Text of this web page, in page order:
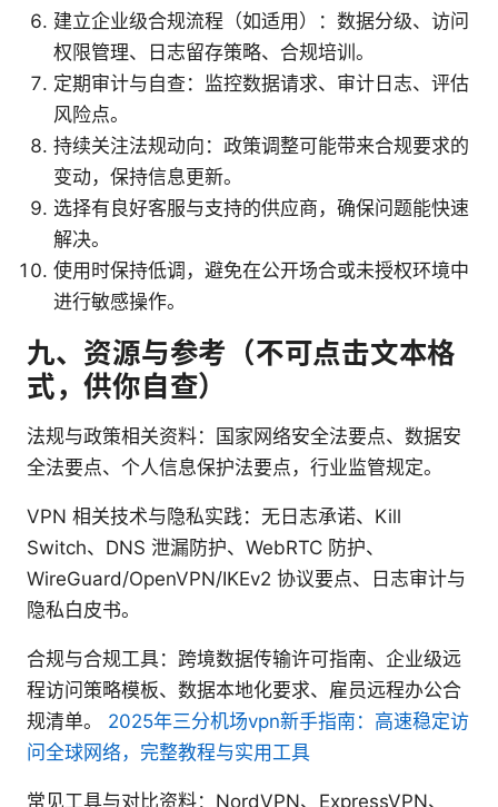
建立企业级合规流程（如适用）：数据分级、访问
权限管理、日志留存策略、合规培训。
定期审计与自查：监控数据请求、审计日志、评估
风险点。
持续关注法规动向：政策调整可能带来合规要求的
变动，保持信息更新。
选择有良好客服与支持的供应商，确保问题能快速
解决。
使用时保持低调，避免在公开场合或未授权环境中
进行敏感操作。
九、资源与参考（不可点击文本格
式，供你自查）
法规与政策相关资料：国家网络安全法要点、数据安
全法要点、个人信息保护法要点，行业监管规定。
VPN 相关技术与隐私实践：无日志承诺、Kill
Switch、DNS 泄漏防护、WebRTC 防护、
WireGuard/OpenVPN/IKEv2 协议要点、日志审计与
隐私白皮书。
合规与合规工具：跨境数据传输许可指南、企业级远
程访问策略模板、数据本地化要求、雇员远程办公合
规清单。 2025年三分机场vpn新手指南：高速稳定访
问全球网络，完整教程与实用工具
常见工具与对比资料：NordVPN、ExpressVPN、